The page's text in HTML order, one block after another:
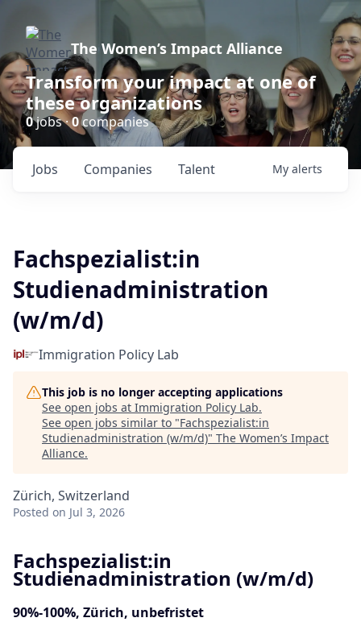
The Women’s Impact Alliance
Transform your impact at one of
these organizations
0jobs ·0companies
Jobs Companies Talent My alerts
Fachspezialist:in
Studienadministration
(w/m/d)
Immigration Policy Lab
This job is no longer accepting applications
See open jobs at Immigration Policy Lab.
See open jobs similar to "Fachspezialist:in
Studienadministration (w/m/d)" The Women’s Impact
Alliance.
Zürich, Switzerland
Posted on Jul 3, 2026
Fachspezialist:in
Studienadministration (w/m/d)
90%-100%, Zürich, unbefristet